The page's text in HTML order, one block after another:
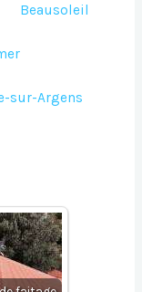
Beausoleil
sur-Argens